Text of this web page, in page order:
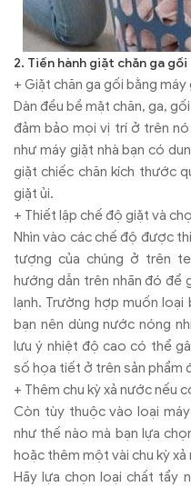
2. Tiến hành giặt chăn ga gối
+ Giặt chăn ga gối bằng máy
Dàn đều bề mặt chăn, ga,
đảm bảo mọi vị trí ở trên
như máy giặt nhà bạn có
giặt chiếc chăn kích thước
giặt ủi.
+ Thiết lập chế độ giặt và
Nhìn vào các chế độ được
tượng của chúng ở trên
hướng dẫn trên nhãn đó để
lạnh. Trường hợp muốn
bạn nên dùng nước nóng
lưu ý nhiệt độ cao có thể
số họa tiết ở trên sản phẩm
+ Thêm chu kỳ xả nước nếu
Còn tùy thuộc vào loại
như thế nào mà bạn lựa
hoặc thêm một vài chu kỳ
Hãy lựa chọn loại chất tẩy